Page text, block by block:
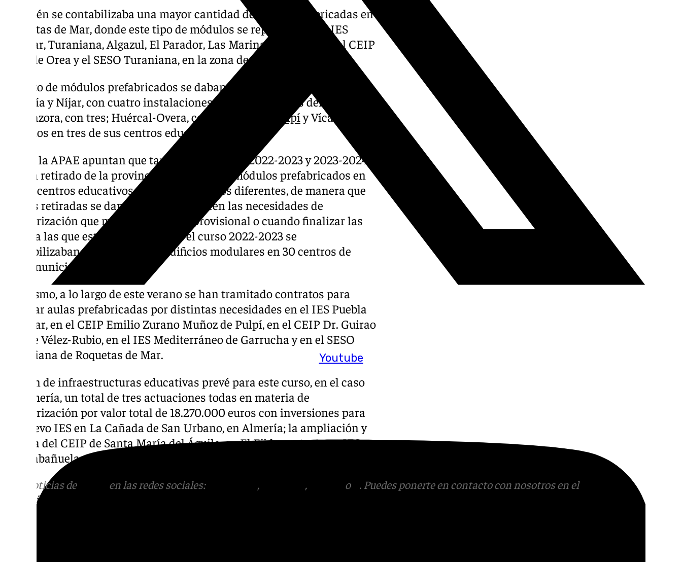
Youtube
También se contabilizaba una mayor cantidad de aulas prefabricadas en
Roquetas de Mar, donde este tipo de módulos se reparten en los IES
Sabinar, Turaniana, Algazul, El Parador, Las Marinas y La Puebla, el CEIP
Juan de Orea y el SESO Turaniana, en la zona de Las Salinas.
El resto de módulos prefabricados se daban en centros educativos de
Almería y Níjar, con cuatro instalaciones cada uno; Cuevas del
Almanzora, con tres; Huércal-Overa, con dos, y Adra,
Pulpíy Vícar, con
módulos en tres de sus centros educativos.
Desde la APAE apuntan que tanto en los cursos 2022-2023 y 2023-2024
se han retirado de la provincia un total de 19 módulos prefabricados en
nueve centros educativos de seis municipios diferentes, de manera que
dichas retiradas se dan cuando desparecen las necesidades de
escolarización que motivaron su uso provisional o cuando finalizar las
obras a las que están asociados. En el curso 2022-2023 se
contabilizaban, no obstante, 62 edificios modulares en 30 centros de
ocho municipios.
Asimismo, a lo largo de este verano se han tramitado contratos para
facilitar aulas prefabricadas por distintas necesidades en el IES Puebla
de Vícar, en el CEIP Emilio Zurano Muñoz de Pulpí, en el CEIP Dr. Guirao
Gea de Vélez-Rubio, en el IES Mediterráneo de Garrucha y en el SESO
Turaniana de Roquetas de Mar.
El plan de infraestructuras educativas prevé para este curso, en el caso
de Almería, un total de tres actuaciones todas en materia de
escolarización por valor total de 18.270.000 euros con inversiones para
un nuevo IES en La Cañada de San Urbano, en Almería; la ampliación y
mejora del CEIP de Santa María del Águila, en El Ejido; y un nuevo IES en
Las Cabañuelas, en Vícar.
Más noticias de en las redes sociales: , , o
. Puedes ponerte en contacto con nosotros en el
informativos@101tv.es